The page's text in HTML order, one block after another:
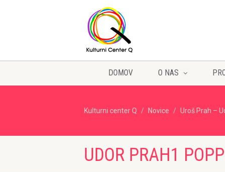
DOMOV O NAS
Kulturni center Q Novice Uroš Prah –
UDOR PRAH1